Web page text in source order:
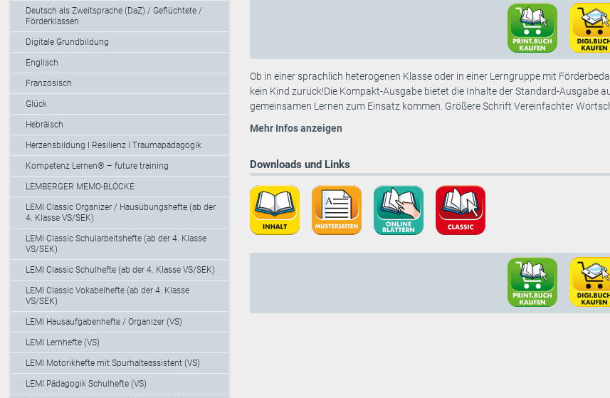
Deutsch als Zweitsprache (DaZ) / Geflüchtete /
Förderklassen
Digitale Grundbildung
Englisch
Französisch
Glück
Hebräisch
Herzensbildung I Resilienz I Traumapädagogik
Kompetenz Lernen® – future training
LEMBERGER MEMO-BLÖCKE
LEMI Classic Organizer / Hausübungshefte (ab der
4. Klasse VS/SEK)
LEMI Classic Schularbeitshefte (ab der 4. Klasse
VS/SEK)
LEMI Classic Schulhefte (ab der 4. Klasse VS/SEK)
LEMI Classic Vokabelhefte (ab der 4. Klasse
VS/SEK)
LEMI Hausaufgabenhefte / Organizer (VS)
LEMI Lernhefte (VS)
LEMI Motorikhefte mit Spurhalteassistent (VS)
LEMI Pädagogik Schulhefte (VS)
Ob in einer sprachlich heterogenen Klasse oder in einer Lerngruppe mit
kein Kind zurück!Die Kompakt-Ausgabe bietet die Inhalte der Standard-Ausgabe
gemeinsamen Lernen zum Einsatz kommen. Größere Schrift Vereinfachter
Mehr Infos anzeigen
Downloads und Links